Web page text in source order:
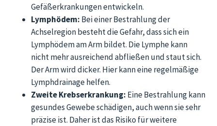
Gefäßerkrankungen entwickeln.
Lymphödem: Bei einer Bestrahlung der
Achselregion besteht die Gefahr, dass sich ein
Lymphödem am Arm bildet. Die Lymphe kann
nicht mehr ausreichend abfließen und staut sich.
Der Arm wird dicker. Hier kann eine regelmäßige
Lymphdrainage helfen.
Zweite Krebserkrankung: Eine Bestrahlung kann
gesundes Gewebe schädigen, auch wenn sie sehr
präzise ist. Daher ist das Risiko für weitere